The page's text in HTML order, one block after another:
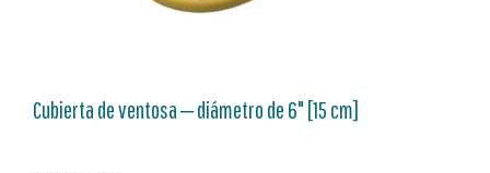
Cubierta de ventosa ‒ diámetro de 6" [15 cm]